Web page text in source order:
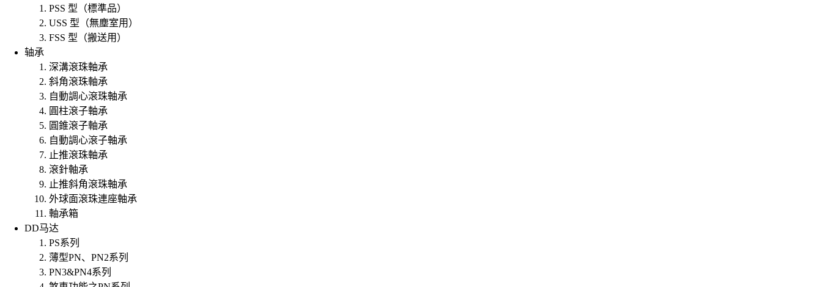
PSS 型（標準品）
USS 型（無塵室用）
FSS 型（搬送用）
轴承
深溝滾珠軸承
斜角滾珠軸承
自動調心滾珠軸承
圓柱滾子軸承
圓錐滾子軸承
自動調心滾子軸承
止推滾珠軸承
滾針軸承
止推斜角滾珠軸承
外球面滾珠連座軸承
軸承箱
DD马达
PS系列
薄型PN、PN2系列
PN3&PN4系列